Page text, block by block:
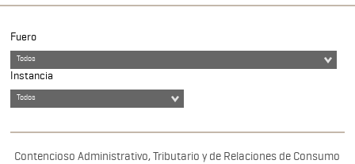
Fuero
Todos
Instancia
Todos
Contencioso Administrativo, Tributario y de Relaciones de Consumo